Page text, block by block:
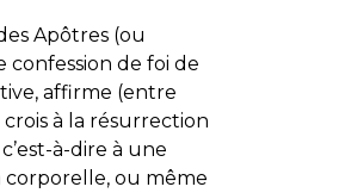
Apôtres (ou
confession de foi de
affirme (entre
crois à la résurrection
à-dire à une
ou même